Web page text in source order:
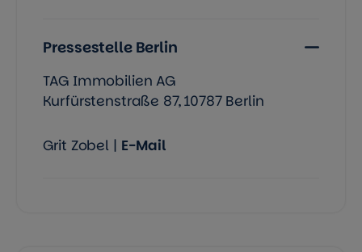
Pressestelle Berlin
TAG Immobilien AG
Kurfürstenstraße 87, 10787 Berlin
Grit Zobel | E-Mail